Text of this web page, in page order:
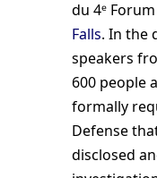
du 4ᵉ
Falls. In the
speakers
600 people
formally
Defense
disclosed